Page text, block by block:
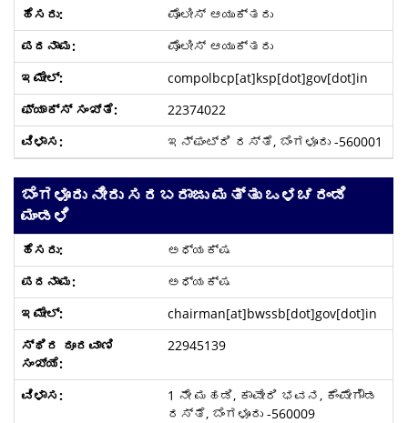
ಪೊಲೀಸ್ ಆಯುಕ್ತರು
ಪೊಲೀಸ್ ಆಯುಕ್ತರು
compolbcp[at]ksp[dot]gov[dot]in
22374022
ಇನ್ಫಂಟ್ರಿ ರಸ್ತೆ, ಬೆಂಗಳೂರು -560001
ಬೆಂಗಳೂರು ನೀರು ಸರಬರಾಜು ಮತ್ತು ಒಳಚರಂಡಿ
ಮಂಡಳಿ
ಅಧ್ಯಕ್ಷ
ಅಧ್ಯಕ್ಷ
chairman[at]bwssb[dot]gov[dot]in
22945139
1 ನೇ ಮಹಡಿ, ಕಾವೇರಿ ಭವನ, ಕೆಂಪೇಗೌಡ
ರಸ್ತೆ, ಬೆಂಗಳೂರು -560009